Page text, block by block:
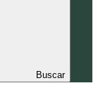
Buscar